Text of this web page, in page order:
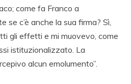
come fa Franco a
se c’è anche la sua firma? Sì,
gli effetti e mi muovevo, come
istituzionalizzato. La
alcun emolumento”.